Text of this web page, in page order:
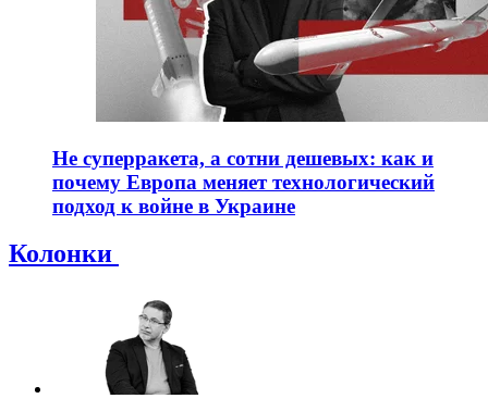
Не суперракета, а сотни дешевых: как и
почему Европа меняет технологический
подход к войне в Украине
Колонки